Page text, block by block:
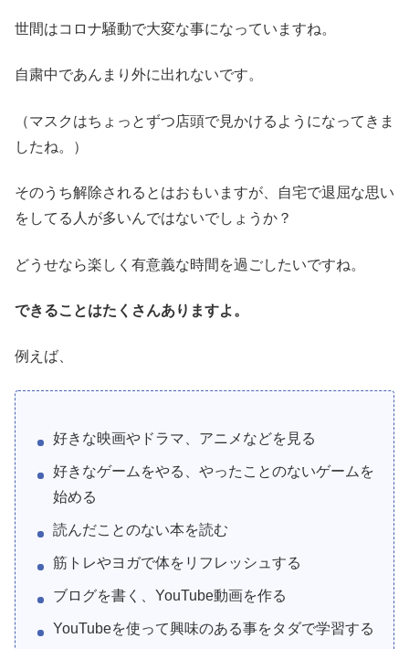
世間はコロナ騒動で大変な事になっていますね。
自粛中であんまり外に出れないです。
（マスクはちょっとずつ店頭で見かけるようになってきま
したね。）
そのうち解除されるとはおもいますが、自宅で退屈な思い
をしてる人が多いんではないでしょうか？
どうせなら楽しく有意義な時間を過ごしたいですね。
できることはたくさんありますよ。
例えば、
好きな映画やドラマ、アニメなどを見る
好きなゲームをやる、やったことのないゲームを
始める
読んだことのない本を読む
筋トレやヨガで体をリフレッシュする
ブログを書く、YouTube動画を作る
YouTubeを使って興味のある事をタダで学習する